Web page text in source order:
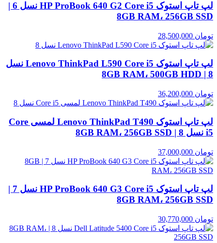
لپ تاپ استوک HP ProBook 640 G2 Core i5 نسل 6 |
8GB RAM، 256GB SSD
تومان
لپ تاپ استوک Lenovo ThinkPad L590 Core i5 نسل
8 | 8GB RAM، 500GB HDD
تومان
لپ تاپ استوک Lenovo ThinkPad T490 لمسی Core
i5 نسل 8 | 8GB RAM، 256GB SSD
تومان
لپ تاپ استوک HP ProBook 640 G3 Core i5 نسل 7 |
8GB RAM، 256GB SSD
تومان